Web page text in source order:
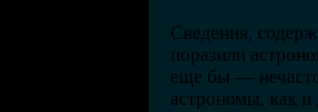
Сведения,
поразили
еще бы —
астрономы, как и